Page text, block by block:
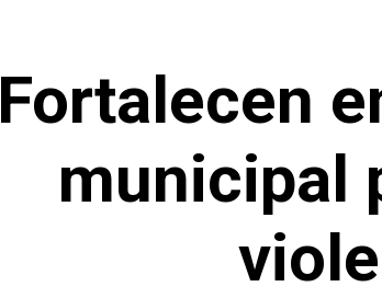
Fortalecen
municipal